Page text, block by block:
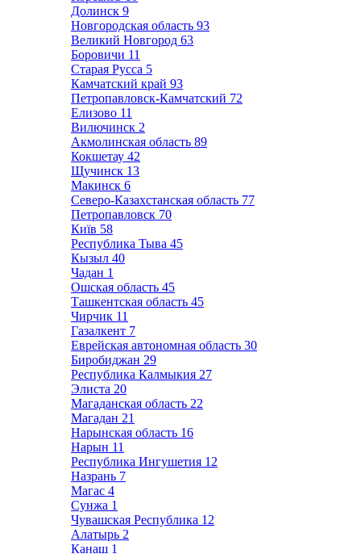
Долинск 9
Новгородская область 93
Великий Новгород 63
Боровичи 11
Старая Русса 5
Камчатский край 93
Петропавловск-Камчатский 72
Елизово 11
Вилючинск 2
Акмолинская область 89
Кокшетау 42
Щучинск 13
Макинск 6
Северо-Казахстанская область 77
Петропавловск 70
Київ 58
Республика Тыва 45
Кызыл 40
Чадан 1
Ошская область 45
Ташкентская область 45
Чирчик 11
Газалкент 7
Еврейская автономная область 30
Биробиджан 29
Республика Калмыкия 27
Элиста 20
Магаданская область 22
Магадан 21
Нарынская область 16
Нарын 11
Республика Ингушетия 12
Назрань 7
Магас 4
Сунжа 1
Чувашская Республика 12
Алатырь 2
Канаш 1